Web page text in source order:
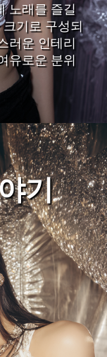
노래를 즐길
기로 구성되
러운 인테리
유로운 분위
기